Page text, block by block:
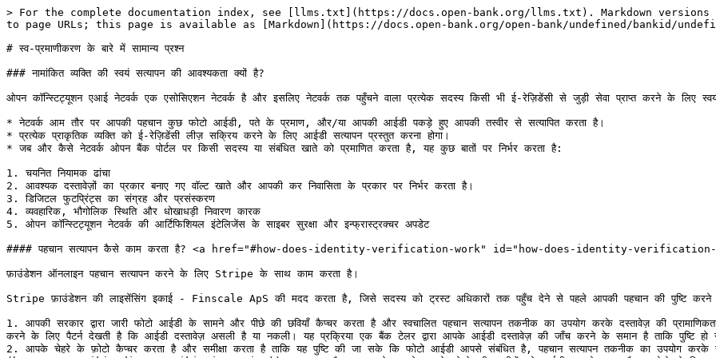
> For the complete documentation index, see [llms.txt](https://docs.open-bank.org/llms.txt). Markdown versions of documentation pages are available by appending `.md` to page URLs; this page is available as [Markdown](https://docs.open-bank.org/open-bank/undefined/bankid/undefined-2/undefined-2.md).

# स्व-प्रमाणीकरण के बारे में सामान्य प्रश्न

### नामांकित व्यक्ति की स्वयं सत्यापन की आवश्यकता क्यों है?

ओपन कॉन्स्टिट्यूशन एआई नेटवर्क एक एसोसिएशन नेटवर्क है और इसलिए नेटवर्क तक पहुँचने वाला प्रत्येक सदस्य किसी भी ई-रेज़िडेंसी से जुड़ी सेवा प्राप्त करने के लिए स्वयं की पहचान करेगा।

* नेटवर्क आम तौर पर आपकी पहचान कुछ फोटो आईडी, पते के प्रमाण, और/या आपकी आईडी पकड़े हुए आपकी तस्वीर से सत्यापित करता है।
* प्रत्येक प्राकृतिक व्यक्ति को ई-रेज़िडेंसी लीज़ सक्रिय करने के लिए आईडी सत्यापन प्रस्तुत करना होगा।
* जब और कैसे नेटवर्क ओपन बैंक पोर्टल पर किसी सदस्य या संबंधित खाते को प्रमाणित करता है, यह कुछ बातों पर निर्भर करता है:

1. चयनित नियामक ढांचा
2. आवश्यक दस्तावेज़ों का प्रकार बनाए गए वॉल्ट खाते और आपकी कर निवासिता के प्रकार पर निर्भर करता है।
3. डिजिटल फुटप्रिंट्स का संग्रह और प्रसंस्करण
4. व्यवहारिक, भौगोलिक स्थिति और धोखाधड़ी निवारण कारक
5. ओपन कॉन्स्टिट्यूशन नेटवर्क की आर्टिफिशियल इंटेलिजेंस के साइबर सुरक्षा और इन्फ्रास्ट्रक्चर अपडेट

#### पहचान सत्यापन कैसे काम करता है? <a href="#how-does-identity-verification-work" id="how-does-identity-verification-work"></a>

फ़ाउंडेशन ऑनलाइन पहचान सत्यापन करने के लिए Stripe के साथ काम करता है।

Stripe फ़ाउंडेशन की लाइसेंसिंग इकाई - Finscale ApS की मदद करता है, जिसे सदस्‍य को ट्रस्ट अधिकारों तक पहुँच देने से पहले आपकी पहचान की पुष्टि करने के लिए निम्नलिखित जांचें करनी होती हैं:

1. आपकी सरकार द्वारा जारी फोटो आईडी के सामने और पीछे की छवियाँ कैप्चर करता है और स्वचालित पहचान सत्यापन तकनीक का उपयोग करके दस्तावेज़ की प्रामाणिकता सुनिश्चित करने के लिए इसकी समीक्षा करता है, जो यह निर्धारित करने में मदद करने के लिए पैटर्न देखती है कि आईडी दस्तावेज़ असली है या नकली। यह प्रक्रिया एक बैंक टेलर द्वारा आपके आईडी दस्तावेज़ की जाँच करने के समान है ताकि पुष्टि हो सके कि यह असली है।
2. आपके चेहरे के फ़ोटो कैप्चर करता है और समीक्षा करता है ताकि यह पुष्टि की जा सके कि फोटो आईडी आपसे संबंधित है, पहचान सत्यापन तकनीक का उपयोग करके जो आपके चेहरे की विशिष्ट शारीरिक विशेषताओं (जिसे [बायोमेट्रिक पहचानकर्ता](https://en.wikipedia.org/wiki/Biometrics)) कहा जाता है, का उपयोग करके आपके चेहरे की तस्वीरों को आईडी दस्तावेज़ पर मौजूद फोटो से मिलाता है। यह प्रक्रिया उसी तरह है जैसे एक बैंक टेलर यह पुष्टि करता है कि आईडी दस्तावेज़ पर मौजूद फोटो आपके लक्षणों के आधार पर आप हैं — पर यह एक अधिक तकनीकी और अधिक सटीक तरीका है जिससे आपको एक विशिष्ट व्यक्ति के रूप में पहचानना संभव होता है।
3. आपका नाम, जन्म तिथि और सरकारी आईडी नंबर एकत्र करता है, और यह सत्यापित करता है कि यह वास्तविक है या नहीं, इसे पुष्टि करने के लिए इस जानकारी की वैश्विक डेटाबेस सेट के खिलाफ जाँच करता है कि यह मौजूद है।

#### अतिरिक्त जानकारी <a href="#additional-information" id="additional-information"></a>

ओपन बैंक सेवाएँ पहचान सत्यापन और अन्य भुगतान निपटान सेवाओं के लिए Stripe का उपयोग करती हैं।&#x20;

Stripe आपकी बायोमेट्रिक जानकारी एकत्र करने और उपयोग करने से पहले आपकी सहमति मांगता है। तृतीय-पक्ष डेटा प्रोसेसर केवल उन अनुमतियों के अनुसार ही आपके सत्यापन डेटा का उपयोग करता है जो आप सत्यापन प्रक्रिया शुरू करने से पहले प्रदान करते हैं।

फ़ाउंडेशन आप और उन डिवाइसों के बारे में पहचानने योग्य जानकारी एकत्र करता है जो उसकी सेवाओं से जुड़ते हैं, जिसमें तृतीय-पक्ष सेवा प्रदाता शामिल हैं जिनमें कुकीज़ का उपयोग भी शामिल है। Stripe इस जानकारी का उपयोग हमें प्रदान की जाने वाली सेवाओं का संचालन और सुधार करने के लिए करता है, जिसमें धोखाधड़ी का पता लगाना, प्रमाणीकरण और विश्लेषण शामिल हैं। Stripe आपके डेटा को कैसे [संभालता और संग्रहीत करता है](https://support.stripe.com/questions/common-questions-about-stripe-identity).

#### सफल सत्यापन के लिए सर्वोत्तम प्रथाएँ क्या हैं? <a href="#what-are-the-best-practices-for-successful-verification" id="what-are-the-best-practices-for-successful-verification"></a>

सत्यापन प्रक्रिया शुरू करने से पहले, आपको जिन चीज़ों की आवश्यकता होगी वे यहाँ हैं:

* एक वैध सरकार द्वारा जारी फोटो आईडी दस्तावेज़। आईडी दस्तावेज़ की फोटोकॉपी या तस्वीर नहीं। सुनिश्चित करें कि आईडी दस्तावेज़ की वैधता समाप्त न हो गई हो।
* कैमरा वाला डिवाइस – यदि संभव हो तो मोबाइल डिवाइस का उपयोग करें। मोबाइल उपकरणों के कैमरे सामान्यतः वेबकैम से बेहतर गुणवत्ता वाली तस्वीरें लेते हैं।

आप द्वारा कैप्चर की गई छवियों की गुणवत्ता सफलता दरों को अत्यधिक प्रभावित करती है। आपकी सत्यापन प्रक्रिया सफल होने में मदद करने के लिए नीचे कुछ सर्वोत्तम प्रथाएँ दी गई हैं:

* एक स्पष्ट छवि कैप्चर करें। सुनिश्चित करें कि छवियाँ बहुत अंधेरी या बहुत उज्जवल न हों और उन पर चमक (ग्लेयर) न हो। धुँधली तस्वीरों से बचने के लिए अपने हाथ को स्थिर रखें और कैमरा को फोकस करने दें।
* छवि में अपने आईडी दस्तावेज़ का कोई भी हिस्सा ब्लॉक न करें। आदर्श रूप से, फोटो लेने के लिए आपको इसे सपाट रखना चाहिए।
* अपने चेहरे का कोई भी हिस्सा ब्लॉक न करें। धूप का चश्मा, मास्क या अन्य एक्सेसरीज़ हटा दें।
* ऐसी जगह चुनें जहाँ पर परिवेशी प्रकाश हो। उन स्थानों से बचें जहाँ तेज ऊपर की लाइट आपकी स्वीकृति या आईडी दस्तावेज़ पर छाया डालती हो। सीधे किसी तेज़ रोशनी के सामने न बैठें जो आपके चेहरे को धुंधला कर दे और आपके आईडी दस्तावेज़ पर चमक पैदा कर दे।

#### मेरे सत्यापन डेटा तक किसका पहुँच है? <a href="#who-has-access-to-my-verification-data" id="who-has-access-to-my-verification-data"></a>

दोनों फ़ाउंडेशन (अपने डेटा प्रोसेसर एंटिटी - Finscale ApS के माध्यम से) और Stripe (फ़ाउंडेशन का एक तृतीय-पक्ष डेटा प्रोसेसर, डेटा कलेक्टर) उस जानकारी तक पहुँच रखते हैं जिसे आप सत्यापन प्रवाह के माध्यम से प्रस्तुत करते हैं। फ़ाउंडेशन आपके सत्यापन डेटा को संग्रहीत करने में मदद के लिए तृतीय-पक्ष सेवाओं पर निर्भर करता है। Stripe उन एक्सेस कंट्रोल और सुरक्षा मानकों का उपयोग करता है जो कम से कम उतने ही कड़े हैं जितने उनके अपने KYC और भुगतान अनुपालन डेटा को संभालने के लिए होते हैं।

Stripe के बारे में और जानें [संभालता और संग्रहीत करता है](https://support.stripe.com/questions/common-questions-about-stripe-identity).

#### अतिरिक्त जानकारी <a href="#additional-information.1" id="additional-information.1"></a>

| प्रश्न